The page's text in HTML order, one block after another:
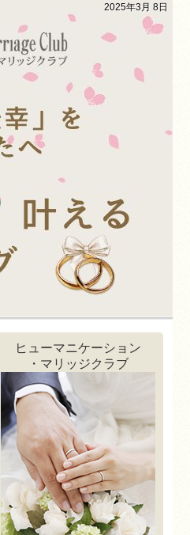
2025年3月 8日
ヒューマニケーション
・マリッジクラブ